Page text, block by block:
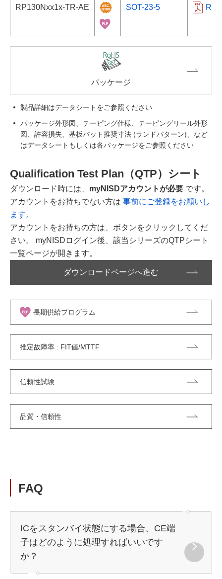
RP130Nxx1x-TR-AE SOT-23-5
パッケージ
製品詳細はデータシートをご参照ください
パッケージ外形図、テーピング仕様、テーピングリール外形
図、許容損失、基板パット推奨寸法 (ランドパターン)、など
はデータシートもしくは各パッケージをご参照ください
Qualification Test Plan（QTP）シート
ダウンロード時には、 myNISDアカウントが必要 です。
アカウントをお持ちでない方は 事前にご登録をお願いし
ます。
アカウントをお持ちの方は、ボタンをクリックしてくだ
さい。 myNISDログイン後、該当シリーズのQTPシート
一覧ページが開きます。
ダウンロードページへ進む
長期供給プログラム
推定故障率 : FIT値/MTTF
信頼性試験
品質・信頼性
FAQ
ICをスタンバイ状態にする場合、CE端
子はどのように処理すればいいです
か？